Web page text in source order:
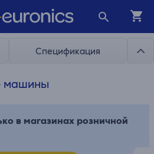
Спецификация
машины
в магазинах розничной